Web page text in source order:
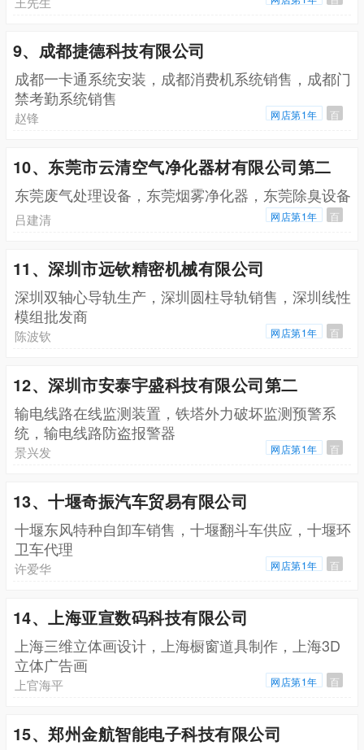
9、成都捷德科技有限公司
成都一卡通系统安装，成都消费机系统销售，成都门
禁考勤系统销售
赵锋 网店第1年 百
10、东莞市云清空气净化器材有限公司第二
东莞废气处理设备，东莞烟雾净化器，东莞除臭设备
吕建清 网店第1年 百
11、深圳市远钦精密机械有限公司
深圳双轴心导轨生产，深圳圆柱导轨销售，深圳线性
模组批发商
陈波钦 网店第1年 百
12、深圳市安泰宇盛科技有限公司第二
输电线路在线监测装置，铁塔外力破坏监测预警系
统，输电线路防盗报警器
景兴发 网店第1年 百
13、十堰奇振汽车贸易有限公司
十堰东风特种自卸车销售，十堰翻斗车供应，十堰环
卫车代理
许爱华 网店第1年 百
14、上海亚宣数码科技有限公司
上海三维立体画设计，上海橱窗道具制作，上海3D
立体广告画
上官海平 网店第1年 百
15、郑州金航智能电子科技有限公司